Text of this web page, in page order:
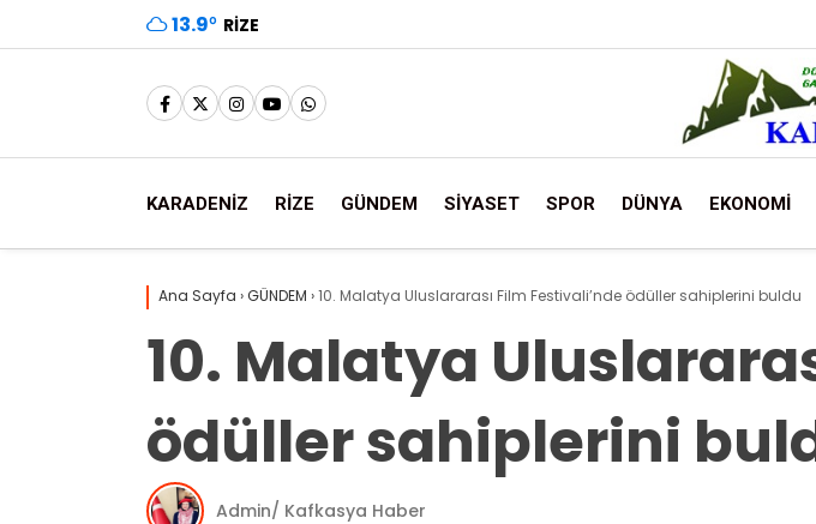
13.9° RIZE
KARADENİZ RİZE GÜNDEM SİYASET SPOR DÜNYA EKONOMİ
Ana Sayfa ›GÜNDEM ›10. Malatya Uluslararası Film Festivali’nde ödüller sahiplerini buldu
10. Malatya
ödüller sahiplerini
Admin/ Kafkasya Haber